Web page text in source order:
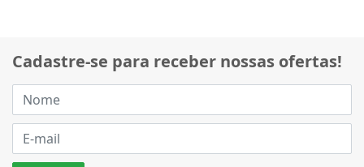
Cadastre-se para receber nossas ofertas!